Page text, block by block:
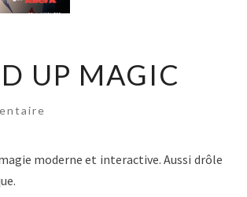
UP MAGIC
moderne et interactive. Aussi drôle